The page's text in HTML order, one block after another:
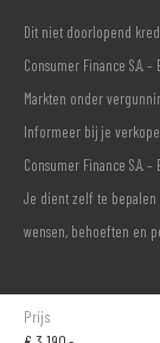
Dit niet doorlopend
Consumer Finance S.A.
Markten onder
Informeer bij je
Consumer Finance S.A.
Je dient zelf te
wensen, behoeften en
Prijs